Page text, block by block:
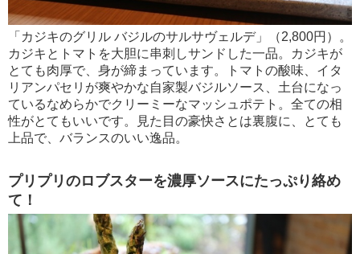
「カジキのグリル バジルのサルサヴェルデ」（2,800円）。
カジキとトマトを大胆に串刺しサンドした一品。カジキが
とても肉厚で、身が締まっています。トマトの酸味、イタ
リアンパセリが爽やかな自家製バジルソース、土台になっ
ているなめらかでクリーミーなマッシュポテト。全ての相
性がとてもいいです。見た目の豪快さとは裏腹に、とても
上品で、バランスのいい逸品。
プリプリのロブスターを濃厚ソースにたっぷり絡め
て！